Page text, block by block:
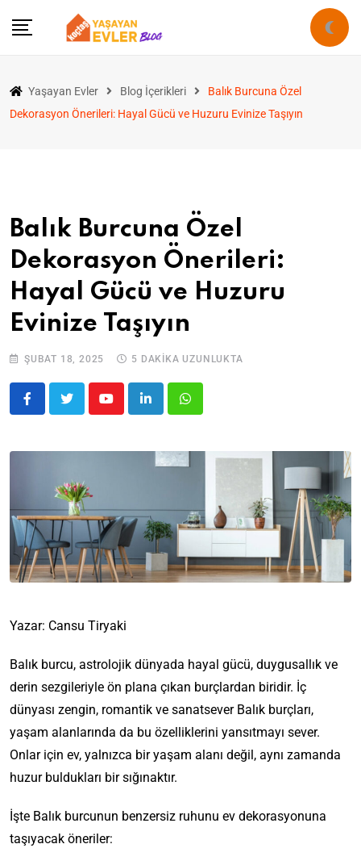
Yaşayan Evler Blog İçerikleri
Balık Burcuna Özel
Dekorasyon Önerileri: Hayal Gücü ve Huzuru Evinize Taşıyın
Balık Burcuna Özel
Dekorasyon Önerileri:
Hayal Gücü ve Huzuru
Evinize Taşıyın
ŞUBAT 18, 2025 5 DAKIKA UZUNLUKTA
Yazar: Cansu Tiryaki
Balık burcu, astrolojik dünyada hayal gücü, duygusallık ve
derin sezgileriyle ön plana çıkan burçlardan biridir. İç
dünyası zengin, romantik ve sanatsever Balık burçları,
yaşam alanlarında da bu özelliklerini yansıtmayı sever.
Onlar için ev, yalnızca bir yaşam alanı değil, aynı zamanda
huzur buldukları bir sığınaktır.
İşte Balık burcunun benzersiz ruhunu ev dekorasyonuna
taşıyacak öneriler: